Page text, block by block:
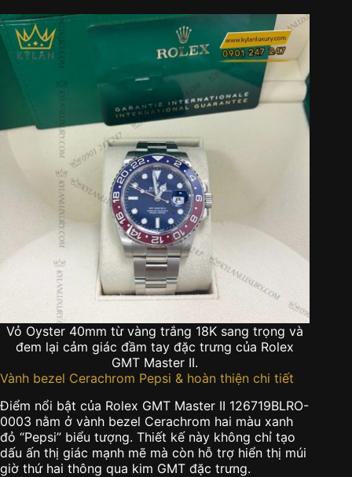
Vỏ Oyster 40mm từ vàng trắng 18K sang trọng và
đem lại cảm giác đầm tay đặc trưng của Rolex
GMT Master II.
Vành bezel Cerachrom Pepsi & hoàn thiện chi tiết
Điểm nổi bật của Rolex GMT Master II 126719BLRO-
0003 nằm ở vành bezel Cerachrom hai màu xanh
đỏ “Pepsi” biểu tượng. Thiết kế này không chỉ tạo
dấu ấn thị giác mạnh mẽ mà còn hỗ trợ hiển thị múi
giờ thứ hai thông qua kim GMT đặc trưng.